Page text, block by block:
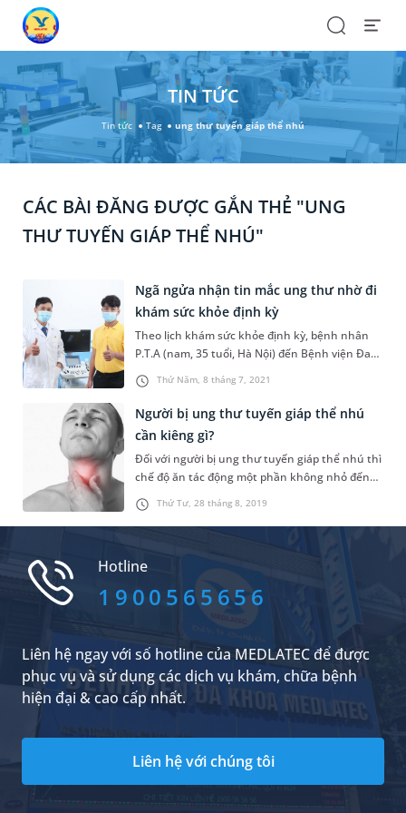
SearchOpen
TIN TỨC
Tin tức Tag ung thư tuyến giáp thể nhú
CÁC BÀI ĐĂNG ĐƯỢC GẮN THẺ "UNG
THƯ TUYẾN GIÁP THỂ NHÚ"
Thứ Năm, 8 tháng 7, 2021
Ngã ngửa nhận tin mắc ung thư nhờ đi
khám sức khỏe định kỳ
Theo lịch khám sức khỏe định kỳ, bệnh nhân
P.T.A (nam, 35 tuổi, Hà Nội) đến Bệnh viện Đa
khoa MEDLATEC khám đã bất ngờ với chẩn
đoán ung thư mặc dù bản thân không có triệu
chứng bất thường và được tư vấn điều trị gấp.
Thứ Tư, 28 tháng 8, 2019
Người bị ung thư tuyến giáp thể nhú
cần kiêng gì?
Đối với người bị ung thư tuyến giáp thể nhú thì
chế độ ăn tác động một phần không nhỏ đến
hiệu quả điều trị. Biết kiêng những thực phẩm
gây hại sẽ giúp cơ thể họ trở nên khỏe mạnh
hơn, tránh được những hệ lụy tiêu cực cho quá
thể nhú nên kiêng gì, ch...
Hotline
1900565656
Liên hệ ngay với số hotline của MEDLATEC để được
phục vụ và sử dụng các dịch vụ khám, chữa bệnh
hiện đại & cao cấp nhất.
Liên hệ với chúng tôi